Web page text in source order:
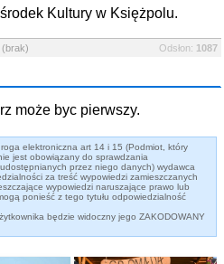
Kultury w Księżpolu.
(brak) Odsłon: 1087
może byc pierwszy.
elektroniczna art 14 i 15 (Podmiot, który
jest obowiązany do sprawdzania
przez niego danych) wydawca
za treść wypowiedzi zamieszczanych
wypowiedzi naruszające prawo lub
ponieść z tego tytułu odpowiedzialność
będzie widoczny jego ZAKODOWANY